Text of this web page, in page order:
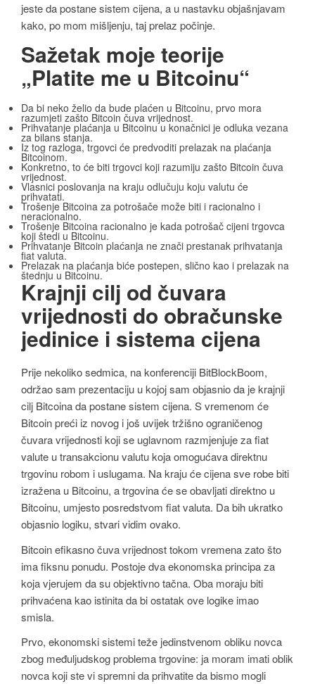
jeste da postane sistem cijena, a u nastavku objašnjavam
kako, po mom mišljenju, taj prelaz počinje.
Sažetak moje teorije
„Platite me u Bitcoinu“
Da bi neko želio da bude plaćen u Bitcoinu, prvo mora
razumjeti zašto Bitcoin čuva vrijednost.
Prihvatanje plaćanja u Bitcoinu u konačnici je odluka vezana
za bilans stanja.
Iz tog razloga, trgovci će predvoditi prelazak na plaćanja
Bitcoinom.
Konkretno, to će biti trgovci koji razumiju zašto Bitcoin čuva
vrijednost.
Vlasnici poslovanja na kraju odlučuju koju valutu će
prihvatati.
Trošenje Bitcoina za potrošače može biti i racionalno i
neracionalno.
Trošenje Bitcoina racionalno je kada potrošač cijeni trgovca
koji štedi u Bitcoinu.
Prihvatanje Bitcoin plaćanja ne znači prestanak prihvatanja
fiat valuta.
Prelazak na plaćanja biće postepen, slično kao i prelazak na
štednju u Bitcoinu.
Krajnji cilj od čuvara
vrijednosti do obračunske
jedinice i sistema cijena
Prije nekoliko sedmica, na konferenciji BitBlockBoom,
održao sam prezentaciju u kojoj sam objasnio da je krajnji
cilj Bitcoina da postane sistem cijena. S vremenom će
Bitcoin preći iz novog i još uvijek tržišno ograničenog
čuvara vrijednosti koji se uglavnom razmjenjuje za fiat
valute u transakcionu valutu koja omogućava direktnu
trgovinu robom i uslugama. Na kraju će cijena sve robe biti
izražena u Bitcoinu, a trgovina će se obavljati direktno u
Bitcoinu, umjesto posredstvom fiat valuta. Da bih ukratko
objasnio logiku, stvari vidim ovako.
Bitcoin efikasno čuva vrijednost tokom vremena zato što
ima fiksnu ponudu. Postoje dva ekonomska principa za
koja vjerujem da su objektivno tačna. Oba moraju biti
prihvaćena kao istinita da bi ostatak ove logike imao
smisla.
Prvo, ekonomski sistemi teže jedinstvenom obliku novca
zbog međuljudskog problema trgovine: ja moram imati oblik
novca koji ste vi spremni da prihvatite da bismo mogli